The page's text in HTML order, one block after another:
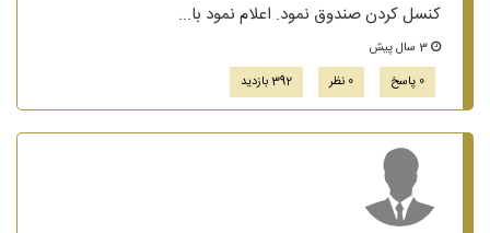
کنسل کردن صندوق نمود. اعلام نمود با...
0 پاسخ
0 نظر 392 بازدید